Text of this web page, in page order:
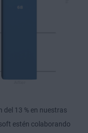
del 13 % en nuestras
estén colaborando